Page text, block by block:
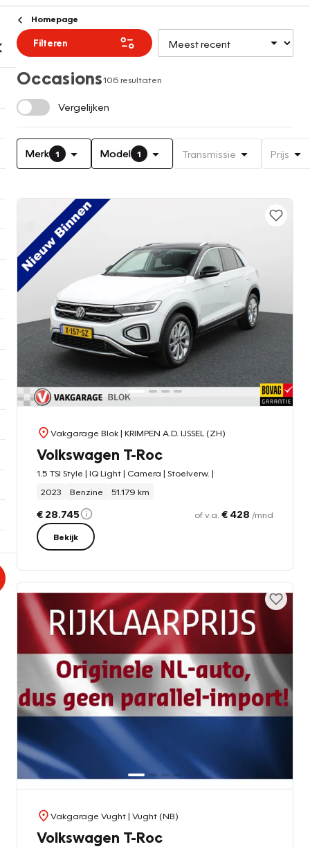
Homepage
Filteren
Occasions106 resultaten
Vergelijken
Merk 1 Model 1 Transmissie Prijs
Vakgarage Blok| KRIMPEN A.D. IJSSEL (ZH)
Volkswagen T-Roc
1.5 TSI Style | IQ Light | Camera | Stoelverw. |
2023
Benzine 51.179 km
€ 28.745 of v.a. € 428 /mnd
Bekijk
Vakgarage Vught| Vught (NB)
Volkswagen T-Roc